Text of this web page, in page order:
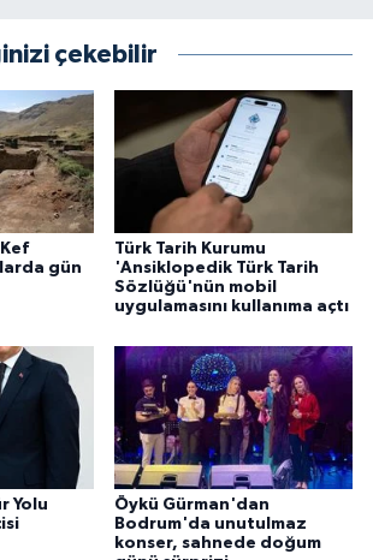
çekebilir
gün
Türk Tarih Kurumu
'Ansiklopedik Türk Tarih
Sözlüğü'nün mobil
uygulamasını kullanıma açtı
Yolu
Öykü Gürman'dan
Bodrum'da unutulmaz
konser, sahnede doğum